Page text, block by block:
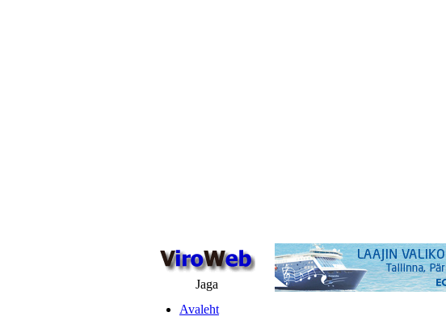
Jaga
Avaleht